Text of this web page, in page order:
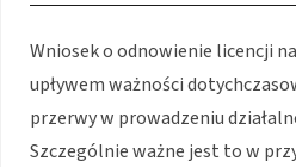
Wniosek o odnowienie licencji
upływem ważności
przerwy w prowadzeniu
Szczególnie ważne jest to w